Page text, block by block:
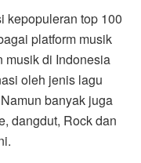
kepopuleran top 100
platform musik
musik di Indonesia
oleh jenis lagu
banyak juga
dangdut, Rock dan